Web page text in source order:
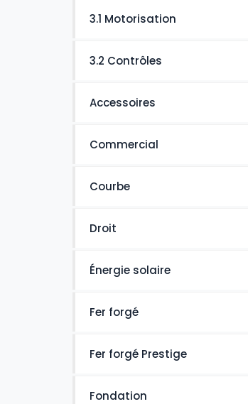
3.1 Motorisation
3.2 Contrôles
Accessoires
Commercial
Courbe
Droit
Énergie solaire
Fer forgé
Fer forgé Prestige
Fondation